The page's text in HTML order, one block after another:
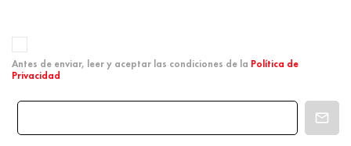
Antes de enviar, leer y aceptar las condiciones de la Política de
Privacidad